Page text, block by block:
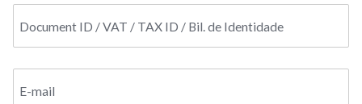
Document ID / VAT / TAX ID / Bil. de Identidade
E-mail